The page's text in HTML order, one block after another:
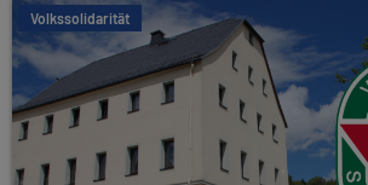
Volkssolidarität